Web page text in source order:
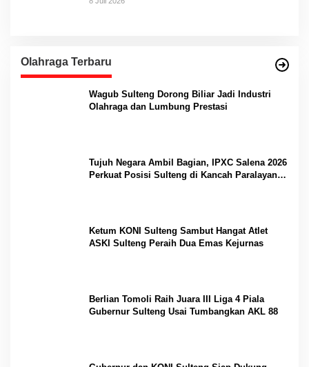
Olahraga Terbaru
Wagub Sulteng Dorong Biliar Jadi Industri
Olahraga dan Lumbung Prestasi
Tujuh Negara Ambil Bagian, IPXC Salena 2026
Perkuat Posisi Sulteng di Kancah Paralayang
Ketum KONI Sulteng Sambut Hangat Atlet
ASKI Sulteng Peraih Dua Emas Kejurnas
Berlian Tomoli Raih Juara III Liga 4 Piala
Gubernur Sulteng Usai Tumbangkan AKL 88